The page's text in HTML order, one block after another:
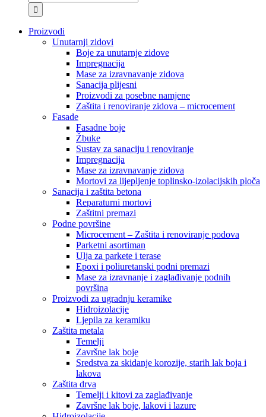
Proizvodi
Unutarnji zidovi
Boje za unutarnje zidove
Impregnacija
Mase za izravnavanje zidova
Sanacija plijesni
Proizvodi za posebne namjene
Zaštita i renoviranje zidova – microcement
Fasade
Fasadne boje
Žbuke
Sustav za sanaciju i renoviranje
Impregnacija
Mase za izravnavanje zidova
Mortovi za lijepljenje toplinsko-izolacijskih ploča
Sanacija i zaštita betona
Reparaturni mortovi
Zaštitni premazi
Podne površine
Microcement – Zaštita i renoviranje podova
Parketni asortiman
Ulja za parkete i terase
Epoxi i poliuretanski podni premazi
Mase za izravnanje i zaglađivanje podnih
površina
Proizvodi za ugradnju keramike
Hidroizolacije
Ljepila za keramiku
Zaštita metala
Temelji
Završne lak boje
Sredstva za skidanje korozije, starih lak boja i
lakova
Zaštita drva
Temelji i kitovi za zaglađivanje
Završne lak boje, lakovi i lazure